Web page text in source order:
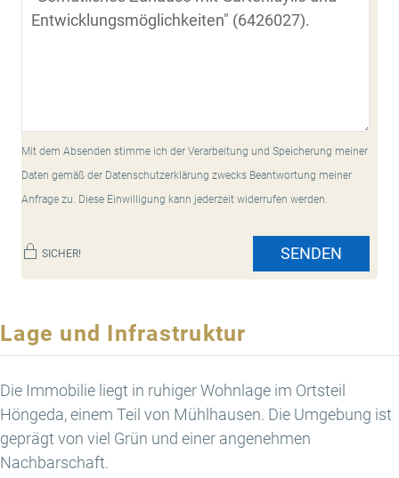
Mit dem Absenden stimme ich der Verarbeitung und Speicherung meiner
Daten gemäß der Datenschutzerklärung zwecks Beantwortung meiner
Anfrage zu. Diese Einwilligung kann jederzeit widerrufen werden.
SICHER! SENDEN
Lage und Infrastruktur
Die Immobilie liegt in ruhiger Wohnlage im Ortsteil
Höngeda, einem Teil von Mühlhausen. Die Umgebung ist
geprägt von viel Grün und einer angenehmen
Nachbarschaft.